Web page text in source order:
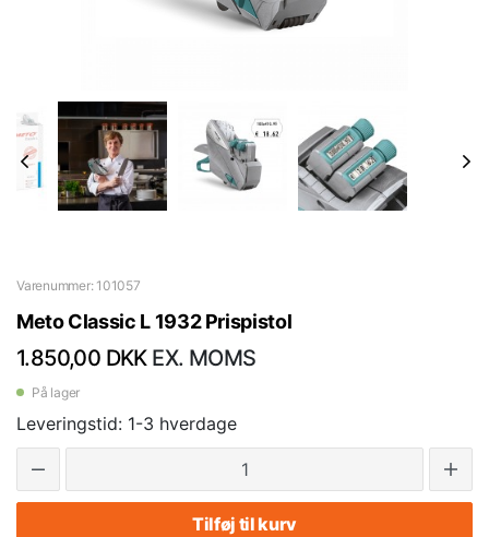
Varenummer: 101057
Meto Classic L 1932 Prispistol
1.850,00 DKK EX. MOMS
På lager
Leveringstid: 1-3 hverdage
Tilføj til kurv